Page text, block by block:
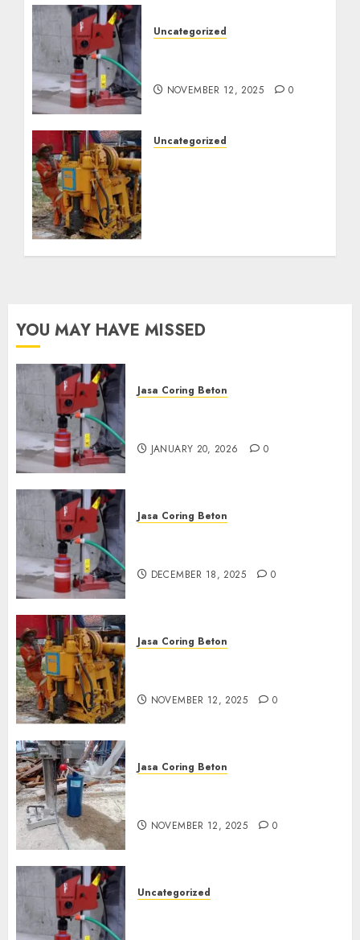
Uncategorized
NOVEMBER 12, 2025 0
Uncategorized
YOU MAY HAVE MISSED
Jasa Coring Beton
JANUARY 20, 2026 0
Jasa Coring Beton
DECEMBER 18, 2025 0
Jasa Coring Beton
NOVEMBER 12, 2025 0
Jasa Coring Beton
NOVEMBER 12, 2025 0
Uncategorized